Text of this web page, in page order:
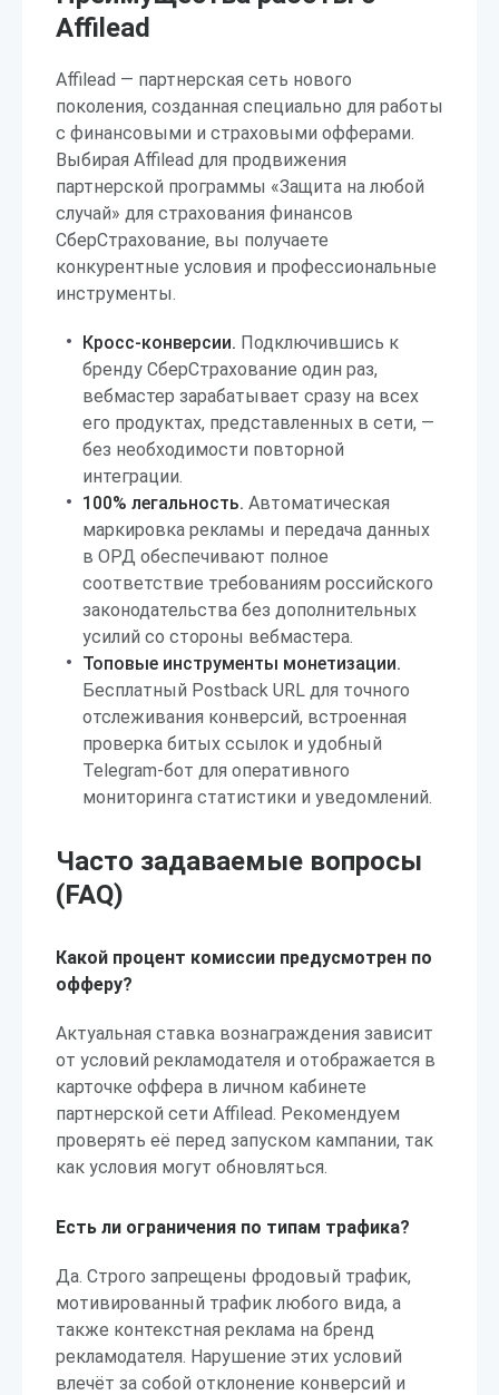
Affilead
Affilead — партнерская сеть нового
поколения, созданная специально для работы
с финансовыми и страховыми офферами.
Выбирая Affilead для продвижения
партнерской программы «Защита на любой
случай» для страхования финансов
СберСтрахование, вы получаете
конкурентные условия и профессиональные
инструменты.
Кросс-конверсии. Подключившись к
бренду СберСтрахование один раз,
вебмастер зарабатывает сразу на всех
его продуктах, представленных в сети, —
без необходимости повторной
интеграции.
100% легальность. Автоматическая
маркировка рекламы и передача данных
в ОРД обеспечивают полное
соответствие требованиям российского
законодательства без дополнительных
усилий со стороны вебмастера.
Топовые инструменты монетизации.
Бесплатный Postback URL для точного
отслеживания конверсий, встроенная
проверка битых ссылок и удобный
Telegram-бот для оперативного
мониторинга статистики и уведомлений.
Часто задаваемые вопросы
(FAQ)
Какой процент комиссии предусмотрен по
офферу?
Актуальная ставка вознаграждения зависит
от условий рекламодателя и отображается в
карточке оффера в личном кабинете
партнерской сети Affilead. Рекомендуем
проверять её перед запуском кампании, так
как условия могут обновляться.
Есть ли ограничения по типам трафика?
Да. Строго запрещены фродовый трафик,
мотивированный трафик любого вида, а
также контекстная реклама на бренд
рекламодателя. Нарушение этих условий
влечёт за собой отклонение конверсий и